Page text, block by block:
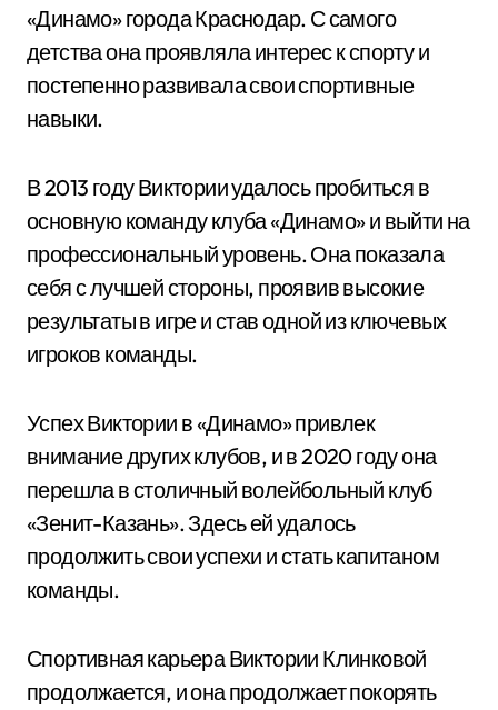
«Динамо» города Краснодар. С самого
детства она проявляла интерес к спорту и
постепенно развивала свои спортивные
навыки.
В 2013 году Виктории удалось пробиться в
основную команду клуба «Динамо» и выйти на
профессиональный уровень. Она показала
себя с лучшей стороны, проявив высокие
результаты в игре и став одной из ключевых
игроков команды.
Успех Виктории в «Динамо» привлек
внимание других клубов, и в 2020 году она
перешла в столичный волейбольный клуб
«Зенит-Казань». Здесь ей удалось
продолжить свои успехи и стать капитаном
команды.
Спортивная карьера Виктории Клинковой
продолжается, и она продолжает покорять